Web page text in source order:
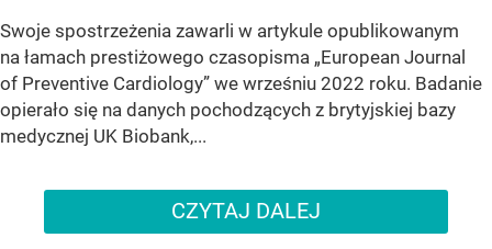
Swoje spostrzeżenia zawarli w artykule opublikowanym
na łamach prestiżowego czasopisma „European Journal
of Preventive Cardiology” we wrześniu 2022 roku. Badanie
opierało się na danych pochodzących z brytyjskiej bazy
medycznej UK Biobank,...
CZYTAJ DALEJ